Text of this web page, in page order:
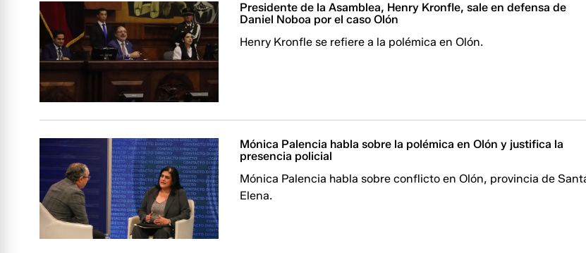
Presidente de la Asamblea, Henry Kronfle, sale en defensa de
Daniel Noboa por el caso Olón
Henry Kronfle se refiere a la polémica en Olón.
Mónica Palencia habla sobre la polémica en Olón y justifica la
presencia policial
Mónica Palencia habla sobre conflicto en Olón, provincia de
Elena.